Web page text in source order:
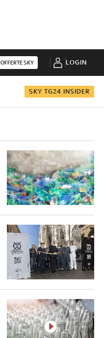
OFFERTE SKY LOGIN
SKY TG24 INSIDER